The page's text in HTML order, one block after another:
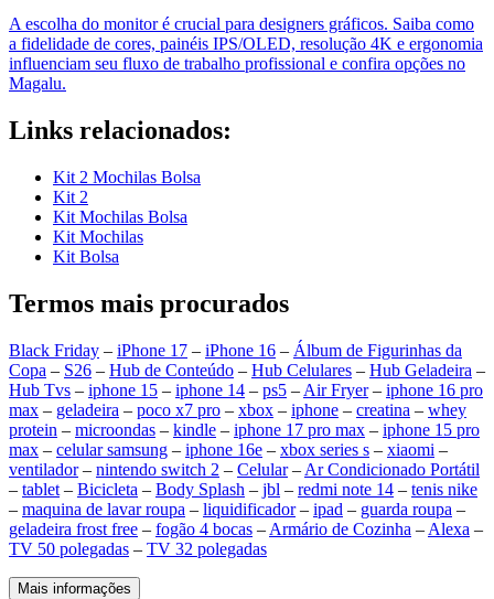
A escolha do monitor é crucial para designers gráficos. Saiba como
a fidelidade de cores, painéis IPS/OLED, resolução 4K e ergonomia
influenciam seu fluxo de trabalho profissional e confira opções no
Magalu.
Links relacionados:
Kit 2 Mochilas Bolsa
Kit 2
Kit Mochilas Bolsa
Kit Mochilas
Kit Bolsa
Termos mais procurados
Black Friday – iPhone 17 – iPhone 16 – Álbum de Figurinhas da
Copa – S26 – Hub de Conteúdo – Hub Celulares – Hub Geladeira –
Hub Tvs – iphone 15 – iphone 14 – ps5 – Air Fryer– iphone 16 pro
max – geladeira – poco x7 pro – xbox – iphone – creatina – whey
protein – microondas – kindle – iphone 17 pro max – iphone 15 pro
max – celular samsung – iphone 16e – xbox series s – xiaomi –
ventilador– nintendo switch 2 – Celular– Ar Condicionado Portátil
– tablet – Bicicleta – Body Splash – jbl – redmi note 14 – tenis nike
– maquina de lavar roupa – liquidificador– ipad – guarda roupa –
geladeira frost free – fogão 4 bocas – Armário de Cozinha – Alexa –
TV 50 polegadas – TV 32 polegadas
Mais informações